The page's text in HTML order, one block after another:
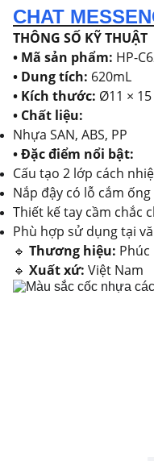
CHAT
THÔNG SỐ KỸ THUẬT
• Mã sản phẩm: HP-
• Dung tích: 620mL
• Kích thước: Ø11 ×
• Chất liệu:
Nhựa SAN, ABS, PP
• Đặc điểm nổi bật:
Cấu tạo 2 lớp cách
Nắp đậy có lỗ cắm
Thiết kế tay cầm chắc
Phù hợp sử dụng tại
🔹 Thương hiệu: Phúc
🔹 Xuất xứ: Việt Nam